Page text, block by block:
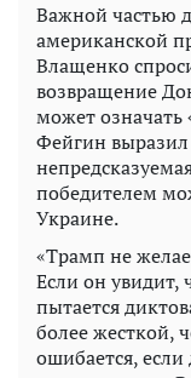
Важной частью
американской
Влащенко
возвращение
может
Фейгин
победителем
Украине.
«Трамп не
Если он увидит,
пытается
более жесткой,
ошибается, если